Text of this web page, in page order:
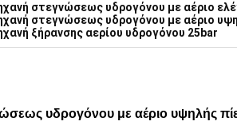
στεγνώσεως υδρογόνου με αέριο
στεγνώσεως υδρογόνου με αέριο
ξήρανσης αερίου υδρογόνου 25bar
υδρογόνου με αέριο υψηλής